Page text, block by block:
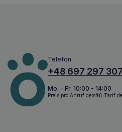
Telefon
+48 697 297 307
Mo. - Fr. 10:00 - 14:00
Preis pro Anruf gemäß Tarif